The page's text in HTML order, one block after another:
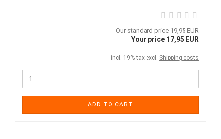
Our standard price 19,95 EUR
Your price 17,95 EUR
incl. 19% tax excl. Shipping costs
ADD TO CART